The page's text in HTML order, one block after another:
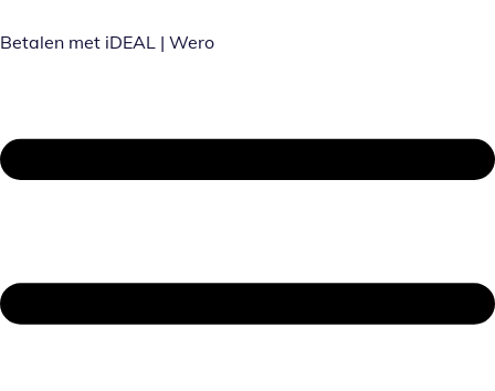
Betalen met iDEAL | Wero